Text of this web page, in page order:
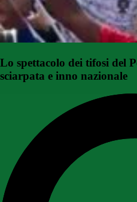
Lo spettacolo dei tifosi del
sciarpata e inno nazionale